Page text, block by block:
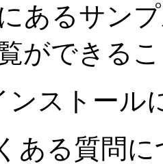
あるサン
ができる
ンストール
質問に